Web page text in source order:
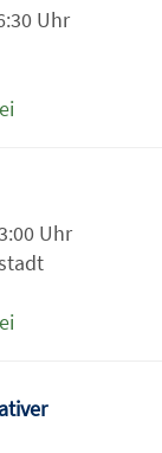
Uhr
Uhr